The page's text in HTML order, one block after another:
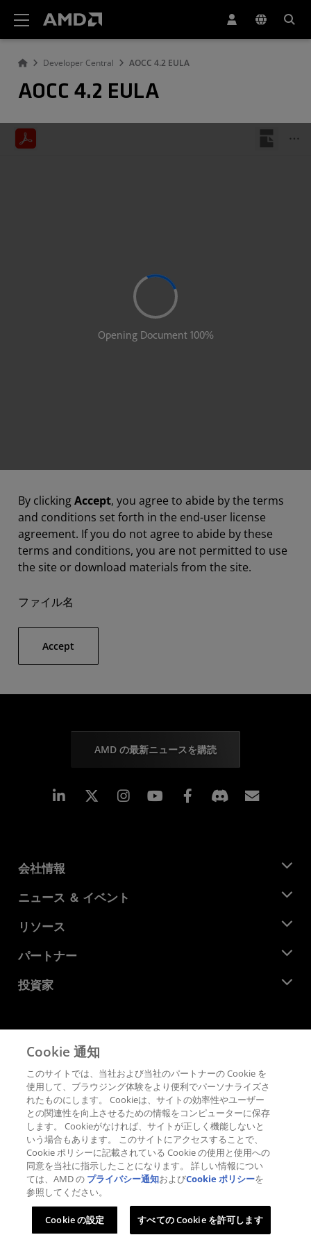
Developer Central AOCC 4.2 EULA
AOCC 4.2 EULA
By clickingAccept, you agree to abide by the terms
and conditions set forth in the end-user license
agreement. If you do not agree to abide by these
terms and conditions, you are not permitted to use
the site or download materials from the site.
ファイル名
Accept
AMD の最新ニュースを購読
Linkedin Instagram Facebook
会社情報
AMD について
企業責任
キャリア
お問い合わせ
ニュース ＆ イベント
ニュースルーム
メディア ライブラリ
リソース
デベロッパー セントラル
ケース スタディ
パートナー
AMD パートナー ハブ
投資家
財務情報
取締役会
SEC 提出書類
プライバシー
商標
サプライ チェーンの透明性
公正でオープンな競争
英国税務戦略
Cookie ポリシー
Cookie の設定
Cookie 通知
このサイトでは、当社および当社のパートナーの Cookie を
使用して、ブラウジング体験をより便利でパーソナライズさ
れたものにします。 Cookieは、サイトの効率性やユーザー
との関連性を向上させるための情報をコンピューターに保存
します。 Cookieがなければ、サイトが正しく機能しないと
いう場合もあります。 このサイトにアクセスすることで、
Cookie ポリシーに記載されている Cookie の使用と使用への
同意を当社に指示したことになります。 詳しい情報につい
ては、AMD の プライバシー通知およびCookie ポリシーを
参照してください。
Cookie の設定 すべての Cookie を許可します